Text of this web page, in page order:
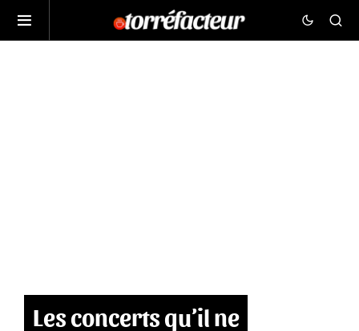
Les concerts qu’il ne